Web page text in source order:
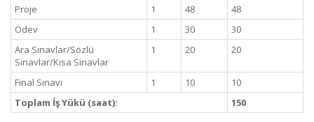
Proje
1 48
48
Ödev
1 30
30
Ara Sınavlar/Sözlü
Sınavlar/Kısa Sınavlar
1 20 20
Final Sınavı 1 10
10
Toplam İş Yükü (saat):
150